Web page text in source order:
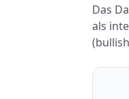
Das
als